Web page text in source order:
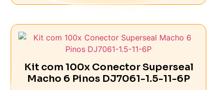
Kit com 100x Conector Superseal
Macho 6 Pinos DJ7061-1.5-11-6P